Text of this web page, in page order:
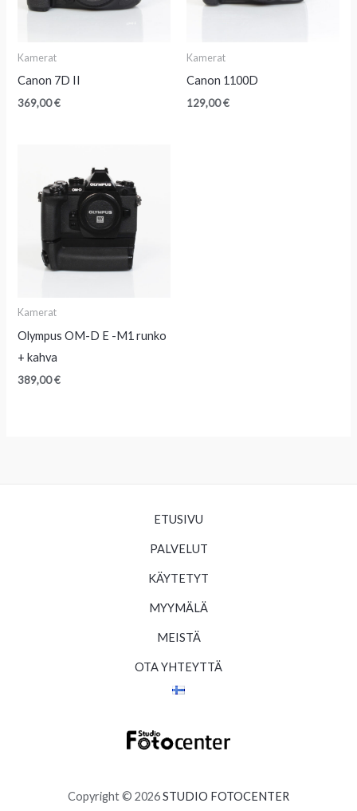
Kamerat
Canon 7D II
369,00€
Kamerat
Canon 1100D
129,00€
Kamerat
Olympus OM-D E -M1 runko
+ kahva
389,00€
ETUSIVU
PALVELUT
KÄYTETYT
MYYMÄLÄ
MEISTÄ
OTA YHTEYTTÄ
Copyright © 2026STUDIO FOTOCENTER